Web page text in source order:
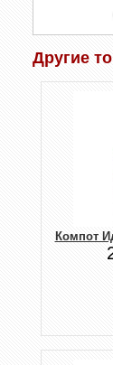
Другие
Компот